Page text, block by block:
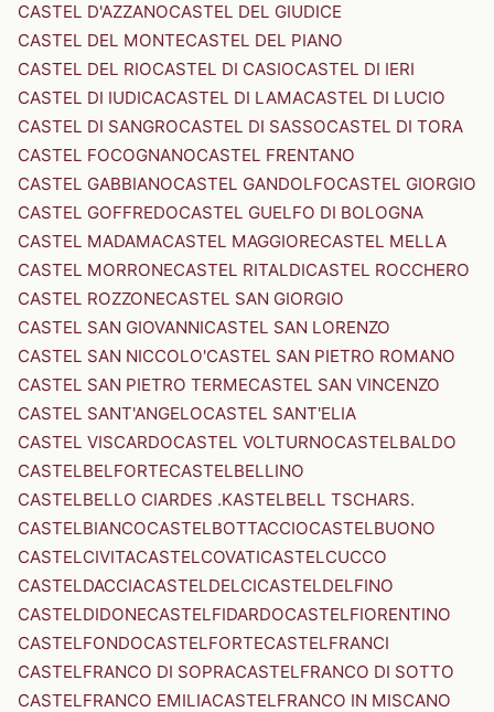
CASTEL D'AZZANOCASTEL DEL GIUDICE
CASTEL DEL MONTECASTEL DEL PIANO
CASTEL DEL RIOCASTEL DI CASIOCASTEL DI IERI
CASTEL DI IUDICACASTEL DI LAMACASTEL DI LUCIO
CASTEL DI SANGROCASTEL DI SASSOCASTEL DI TORA
CASTEL FOCOGNANOCASTEL FRENTANO
CASTEL GABBIANOCASTEL GANDOLFOCASTEL GIORGIO
CASTEL GOFFREDOCASTEL GUELFO DI BOLOGNA
CASTEL MADAMACASTEL MAGGIORECASTEL MELLA
CASTEL MORRONECASTEL RITALDICASTEL ROCCHERO
CASTEL ROZZONECASTEL SAN GIORGIO
CASTEL SAN GIOVANNICASTEL SAN LORENZO
CASTEL SAN NICCOLO'CASTEL SAN PIETRO ROMANO
CASTEL SAN PIETRO TERMECASTEL SAN VINCENZO
CASTEL SANT'ANGELOCASTEL SANT'ELIA
CASTEL VISCARDOCASTEL VOLTURNOCASTELBALDO
CASTELBELFORTECASTELBELLINO
CASTELBELLO CIARDES .KASTELBELL TSCHARS.
CASTELBIANCOCASTELBOTTACCIOCASTELBUONO
CASTELCIVITACASTELCOVATICASTELCUCCO
CASTELDACCIACASTELDELCICASTELDELFINO
CASTELDIDONECASTELFIDARDOCASTELFIORENTINO
CASTELFONDOCASTELFORTECASTELFRANCI
CASTELFRANCO DI SOPRACASTELFRANCO DI SOTTO
CASTELFRANCO EMILIACASTELFRANCO IN MISCANO